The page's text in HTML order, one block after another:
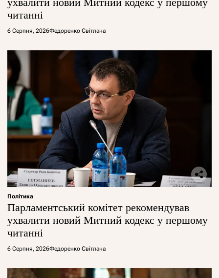
читанні
6 Серпня, 2026Федоренко Світлана
Політика
Парламентський комітет рекомендував
ухвалити новий Митний кодекс у першому
читанні
6 Серпня, 2026Федоренко Світлана